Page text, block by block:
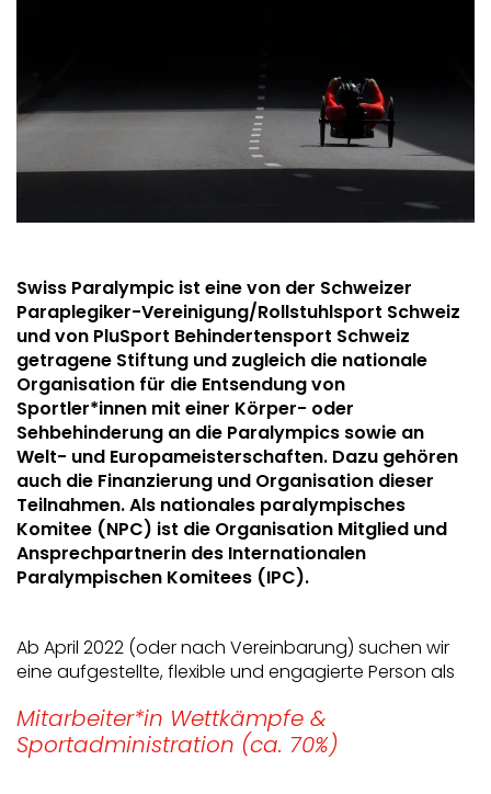
Swiss Paralympic ist eine von der Schweizer
Paraplegiker-Vereinigung/Rollstuhlsport Schweiz
und von PluSport Behindertensport Schweiz
getragene Stiftung und zugleich die nationale
Organisation für die Entsendung von
Sportler*innen mit einer Körper- oder
Sehbehinderung an die Paralympics sowie an
Welt- und Europameisterschaften. Dazu gehören
auch die Finanzierung und Organisation dieser
Teilnahmen. Als nationales paralympisches
Komitee (NPC) ist die Organisation Mitglied und
Ansprechpartnerin des Internationalen
Paralympischen Komitees (IPC).
Ab April 2022 (oder nach Vereinbarung) suchen wir
eine aufgestellte, flexible und engagierte Person als
Mitarbeiter*in Wettkämpfe &
Sportadministration (ca. 70%)